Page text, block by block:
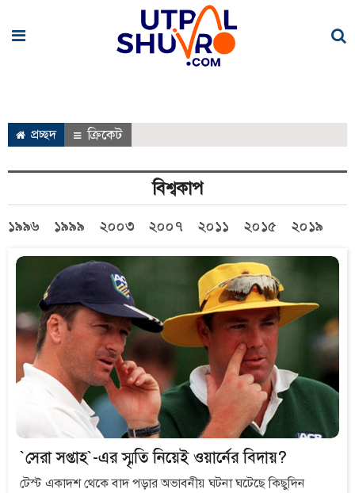
প্রচ্ছদ ক্রিকেট
বিশ্বকাপ
১৯৯৬ ১৯৯৯ ২০০৩ ২০০৭ ২০১১ ২০১৫ ২০১৯
`সেরা সপ্তাহ`-এর স্মৃতি নিয়েই ওয়ার্নের বিদায়?
টেস্ট একাদশ থেকে বাদ পড়ার অভাবনীয় ঘটনা ঘটেছে কিছুদিন